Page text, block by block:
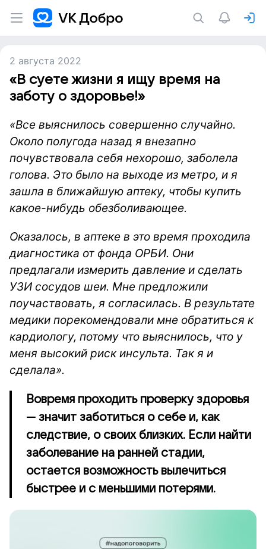
2 августа 2022
«В суете жизни я ищу время на
заботу о здоровье!»
«Все выяснилось совершенно случайно.
Около полугода назад я внезапно
почувствовала себя нехорошо, заболела
голова. Это было на выходе из метро, и я
зашла в ближайшую аптеку, чтобы купить
какое-нибудь обезболивающее.
Оказалось, в аптеке в это время проходила
диагностика от фонда ОРБИ. Они
предлагали измерить давление и сделать
УЗИ сосудов шеи. Мне предложили
поучаствовать, я согласилась. В результате
медики порекомендовали мне обратиться к
кардиологу, потому что выяснилось, что у
меня высокий риск инсульта. Так я и
сделала».
Вовремя проходить проверку здоровья
— значит заботиться о себе и, как
следствие, о своих близких. Если найти
заболевание на ранней стадии,
остается возможность вылечиться
быстрее и с меньшими потерями.